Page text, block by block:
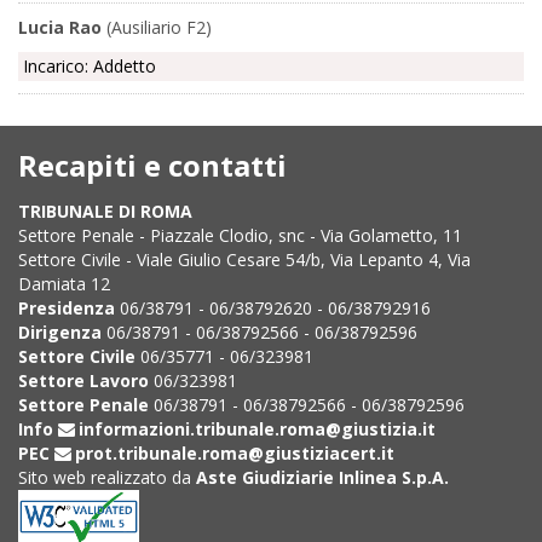
Lucia Rao (Ausiliario F2)
Incarico: Addetto
Recapiti e contatti
TRIBUNALE DI ROMA
Settore Penale - Piazzale Clodio, snc - Via Golametto, 11
Settore Civile - Viale Giulio Cesare 54/b, Via Lepanto 4, Via
Damiata 12
Presidenza 06/38791 - 06/38792620 - 06/38792916
Dirigenza 06/38791 - 06/38792566 - 06/38792596
Settore Civile 06/35771 - 06/323981
Settore Lavoro 06/323981
Settore Penale 06/38791 - 06/38792566 - 06/38792596
Info
informazioni.tribunale.roma@giustizia.it
PEC
prot.tribunale.roma@giustiziacert.it
Sito web realizzato da Aste Giudiziarie Inlinea S.p.A.